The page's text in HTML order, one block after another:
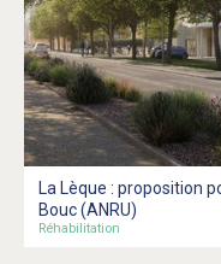
La Lèque : proposition
Bouc (ANRU)
Réhabilitation